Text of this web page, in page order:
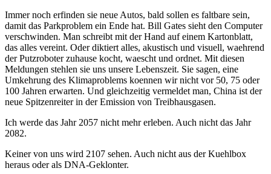
Immer noch erfinden sie neue Autos, bald sollen es faltbare sein,
damit das Parkproblem ein Ende hat. Bill Gates sieht den Computer
verschwinden. Man schreibt mit der Hand auf einem Kartonblatt,
das alles vereint. Oder diktiert alles, akustisch und visuell, waehrend
der Putzroboter zuhause kocht, waescht und ordnet. Mit diesen
Meldungen stehlen sie uns unsere Lebenszeit. Sie sagen, eine
Umkehrung des Klimaproblems koennen wir nicht vor 50, 75 oder
100 Jahren erwarten. Und gleichzeitig vermeldet man, China ist der
neue Spitzenreiter in der Emission von Treibhausgasen.
Ich werde das Jahr 2057 nicht mehr erleben. Auch nicht das Jahr
2082.
Keiner von uns wird 2107 sehen. Auch nicht aus der Kuehlbox
heraus oder als DNA-Geklonter.